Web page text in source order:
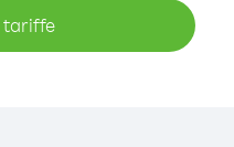
tariffe